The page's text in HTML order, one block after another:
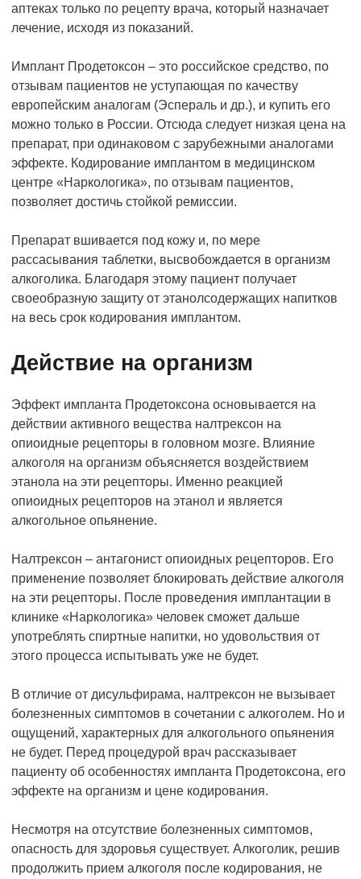
аптеках только по рецепту врача, который назначает
лечение, исходя из показаний.
Имплант Продетоксон – это российское средство, по
отзывам пациентов не уступающая по качеству
европейским аналогам (Эспераль и др.), и купить его
можно только в России. Отсюда следует низкая цена на
препарат, при одинаковом с зарубежными аналогами
эффекте. Кодирование имплантом в медицинском
центре «Наркологика», по отзывам пациентов,
позволяет достичь стойкой ремиссии.
Препарат вшивается под кожу и, по мере
рассасывания таблетки, высвобождается в организм
алкоголика. Благодаря этому пациент получает
своеобразную защиту от этанолсодержащих напитков
на весь срок кодирования имплантом.
Действие на организм
Эффект импланта Продетоксона основывается на
действии активного вещества налтрексон на
опиоидные рецепторы в головном мозге. Влияние
алкоголя на организм объясняется воздействием
этанола на эти рецепторы. Именно реакцией
опиоидных рецепторов на этанол и является
алкогольное опьянение.
Налтрексон – антагонист опиоидных рецепторов. Его
применение позволяет блокировать действие алкоголя
на эти рецепторы. После проведения имплантации в
клинике «Наркологика» человек сможет дальше
употреблять спиртные напитки, но удовольствия от
этого процесса испытывать уже не будет.
В отличие от дисульфирама, налтрексон не вызывает
болезненных симптомов в сочетании с алкоголем. Но и
ощущений, характерных для алкогольного опьянения
не будет. Перед процедурой врач рассказывает
пациенту об особенностях импланта Продетоксона, его
эффекте на организм и цене кодирования.
Несмотря на отсутствие болезненных симптомов,
опасность для здоровья существует. Алкоголик, решив
продолжить прием алкоголя после кодирования, не